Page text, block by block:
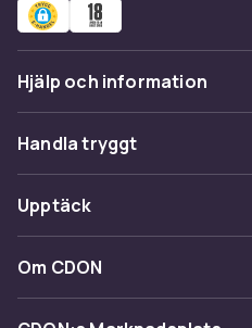
Hjälp och information
Vanliga frågor
Spåra paket
Ångra & Returnera här
Kundservice
Handla tryggt
Betalning
Leverans
Upptäck
Kategorier
Varumärken
Om CDON
Om oss